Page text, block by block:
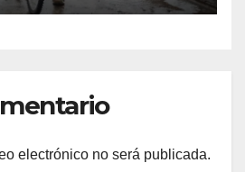
electrónico no será publicada.